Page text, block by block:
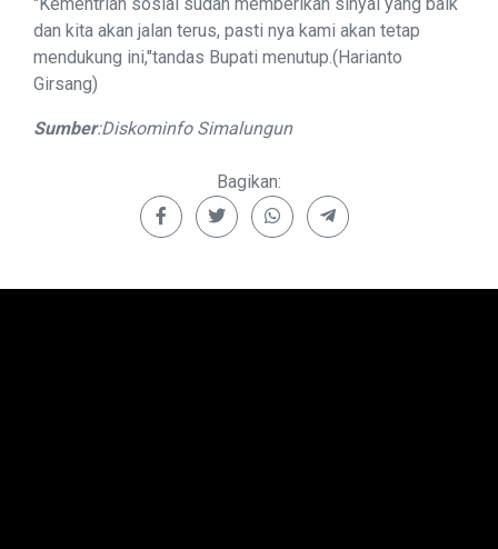
dan kita akan jalan terus, pasti nya kami akan tetap
mendukung ini,"tandas Bupati menutup.(Harianto
Girsang)
Sumber:Diskominfo Simalungun
Bagikan: